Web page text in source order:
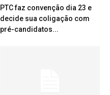
PTC faz convenção dia 23 e
decide sua coligação com
pré-candidatos...